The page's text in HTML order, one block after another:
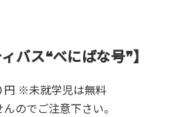
バス❝べにばな号❞】
円 ※未就学児は無料
のでご注意下さい。